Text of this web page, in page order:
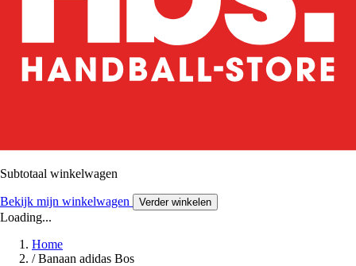
Subtotaal winkelwagen
Bekijk mijn winkelwagen Verder winkelen
Loading...
Home
/ Banaan adidas Bos